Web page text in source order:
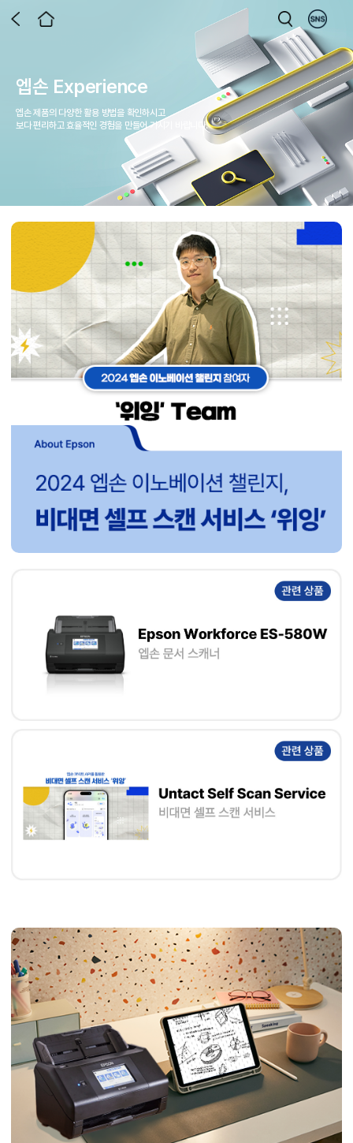
엡손 Experience
엡손 제품의 다양한 활용 방법을 확인하시고
보다 편리하고 효율적인 경험을 만들어 가시기 바랍니다.